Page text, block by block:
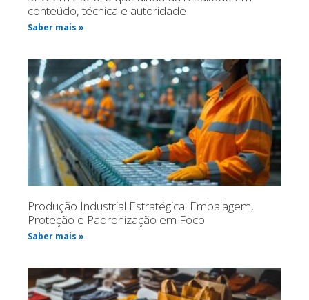
conteúdo, técnica e autoridade
Saber mais »
Produção Industrial Estratégica: Embalagem,
Proteção e Padronização em Foco
Saber mais »